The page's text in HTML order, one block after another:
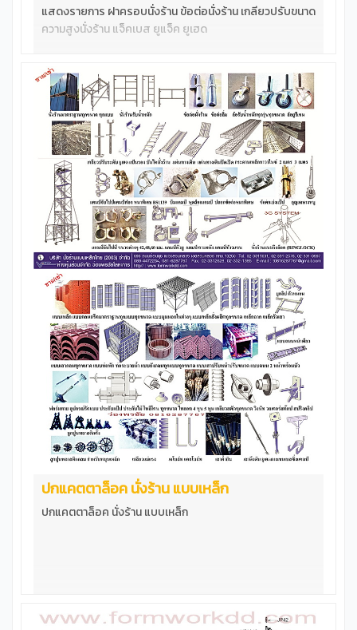
แสดงรายการ ฝาครอบนั่งร้าน ข้อต่อนั่งร้าน เกลียวปรับขนาด
ความสูงนั่งร้าน แจ็คเบส ยูแจ็ค ยูเฮด
ปกแคตตาล็อค นั่งร้าน แบบเหล็ก
ปกแคตตาล็อค นั่งร้าน แบบเหล็ก